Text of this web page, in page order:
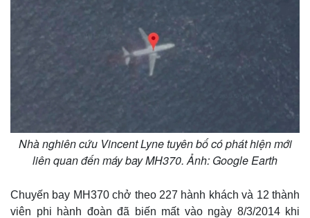
Thế giới
Quan sát
Cuộc sống đó đây
Multimedia
Video
Ảnh
Infographic
Nhà nghiên cứu Vincent Lyne tuyên bố có phát hiện mới
liên quan đến máy bay MH370. Ảnh: Google Earth
Chuyến bay MH370 chở theo 227 hành khách và 12 thành
viên phi hành đoàn đã biến mất vào ngày 8/3/2014 khi